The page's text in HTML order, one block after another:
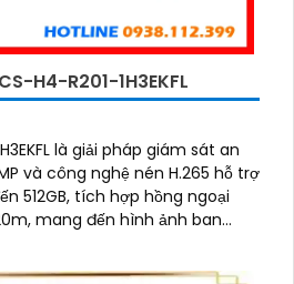
H4-R201-1H3EKFL
là giải pháp giám sát an
và công nghệ nén H.265 hỗ trợ
512GB, tích hợp hồng ngoại
mang đến hình ảnh ban